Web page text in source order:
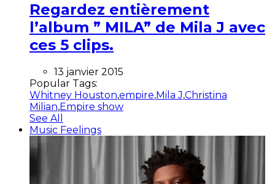
Regardez entièrement
l’album ” MILA” de Mila J avec
ces 5 clips.
13 janvier 2015
Popular Tags:
Whitney Houston,empire,Mila J,Christina
Milian,Empire show
See All
Music Feelings